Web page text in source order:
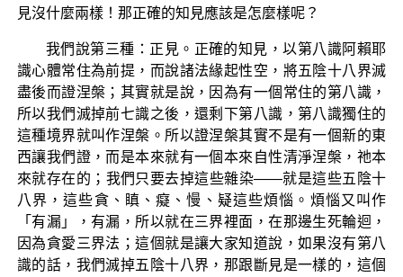
見沒什麼兩樣！那正確的知見應該是怎麼樣呢？
我們說第三種：正見。正確的知見，以第八識阿賴耶
識心體常住為前提，而說諸法緣起性空，將五陰十八界滅
盡後而證涅槃；其實就是說，因為有一個常住的第八識，
所以我們滅掉前七識之後，還剩下第八識，第八識獨住的
這種境界就叫作涅槃。所以證涅槃其實不是有一個新的東
西讓我們證，而是本來就有一個本來自性清淨涅槃，祂本
來就存在的；我們只要去掉這些雜染——就是這些五陰十
八界，這些貪、瞋、癡、慢、疑這些煩惱。煩惱又叫作
「有漏」，有漏，所以就在三界裡面，在那邊生死輪迴，
因為貪愛三界法；這個就是讓大家知道說，如果沒有第八
識的話，我們滅掉五陰十八界，那跟斷見是一樣的，這個